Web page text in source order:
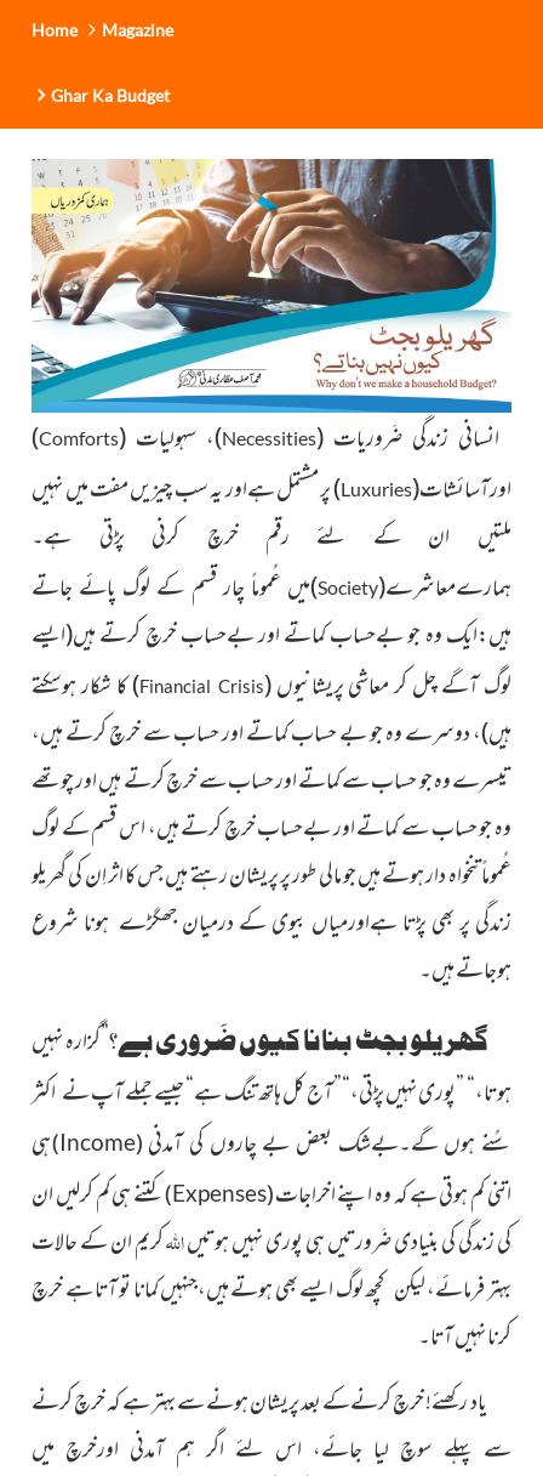
Home Magazine
Ghar Ka Budget
انسانی زندگی ضَروریات (
Necessities
)، سہولیات (
Comforts
)
اورآسائشات(
Luxuries
)پر مشتمل ہےاور یہ سب چیزیں مفت میں نہیں
ملتیں ان کے لئے رقم خرچ کرنی پڑتی ہے۔
ہمارےمعاشرے(
Society
)میں عُموماً چار قسم کے لوگ پائے جاتے
ہیں:ایک وہ جو بےحساب کماتے اور بےحساب خرچ کرتے ہیں(ایسے
لوگ آگے چل کر معاشی پریشانیوں(
Financial Crisis
)کا شکار ہوسکتے
ہیں)، دوسرے وہ جو بے حساب کماتے اور حساب سے خرچ کرتے ہیں،
تیسرے وہ جو حساب سے کماتے اور حساب سے خرچ کرتے ہیں اور چوتھے
وہ جو حساب سے کماتے اور بےحساب خرچ کرتے ہیں، اس قسم کے لوگ
عُموماً تنخواہ دار ہوتے ہیں جو مالی طور پر پریشان رہتے ہیں جس کا اثر اِن کی گھریلو
زندگی پر بھی پڑتا ہےاورمیاں بیوی کے درمیان جھگڑے ہونا شروع
ہوجاتے ہیں۔
گھریلو بجٹ بنانا کیوں ضَروری ہے؟”گزارہ نہیں
ہوتا،“ ”پوری نہیں پڑتی،“”آج کل ہاتھ تنگ ہے“ جیسے جملے آپنے اکثر
سُنے ہوں گے۔بےشک بعض بے چاروں کی آمدنی (
Income
)ہی
اتنی کم ہوتی ہے کہ وہ اپنے اخراجات(
Expenses
)کتنے ہی کم کرلیں ان
کی زندگی کی بنیادی ضَرورتیں ہی پوری نہیں ہوتیںاللہکریم ان کے حالات
بہتر فرمائے، لیکن کچھ لوگ ایسے بھی ہوتے ہیں،جنہیںکمانا تو آتا ہے خرچ
کرنا نہیں آتا۔
یاد رکھئے! خرچ کرنےکے بعد پریشان ہونے سے بہتر ہے کہ خرچ کرنے
سے پہلے سوچ لیا جائے، اس لئے اگر ہم آمدنی اورخرچ میں